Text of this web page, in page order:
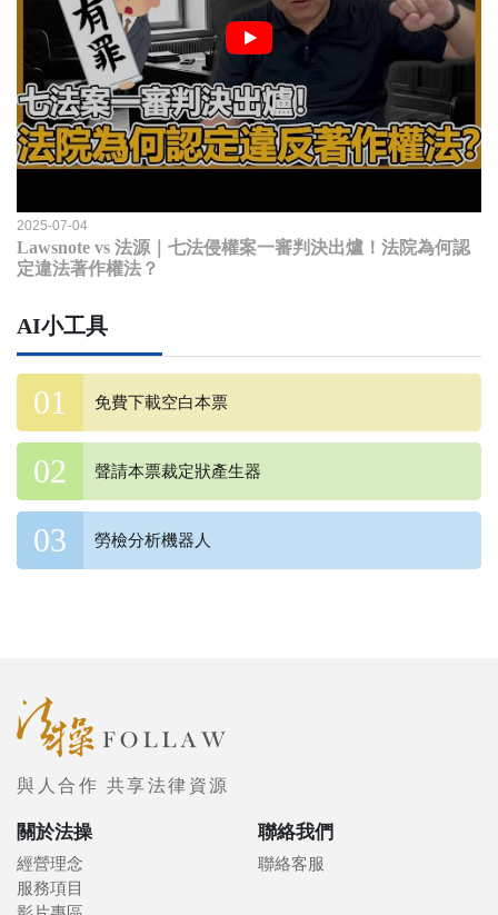
2025-07-04
Lawsnote vs 法源｜七法侵權案一審判決出爐！法院為何認
定違法著作權法？
AI小工具
免費下載空白本票
聲請本票裁定狀產生器
勞檢分析機器人
與人合作 共享法律資源
關於法操
經營理念
服務項目
聯絡我們
聯絡客服